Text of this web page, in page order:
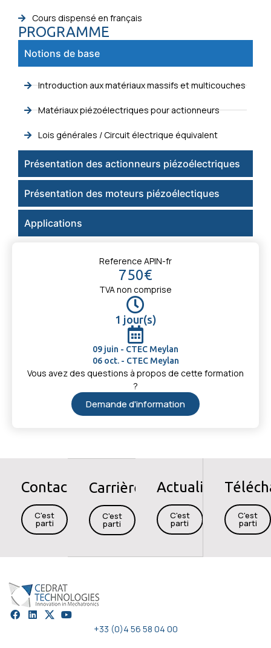
Cours dispensé en français
PROGRAMME
Notions de base
Présentation des actionneurs piézoélectriques
Présentation des moteurs piézoélectiques
Applications
Introduction aux matériaux massifs et multicouches
Matériaux piézoélectriques pour actionneurs
Lois générales / Circuit électrique équivalent
Reference APIN-fr
750€
TVA non comprise
1 jour(s)
09 juin - CTEC Meylan
06 oct. - CTEC Meylan
Vous avez des questions à propos de cette formation
?
Demande d'information
Contact
C'est
parti
Carrières
C'est
parti
Actualités
C'est
parti
C'est
parti
+33 (0)4 56 58 04 00